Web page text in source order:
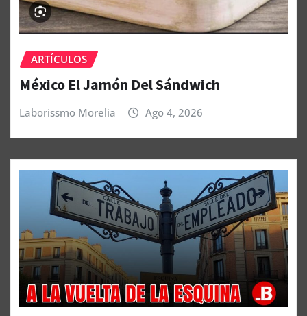
ARTÍCULOS
México El Jamón Del Sándwich
Laborissmo Morelia Ago 4, 2026